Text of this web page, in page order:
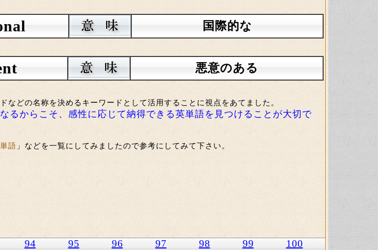
国際的な
悪意のある
などの名称を決めるキーワードとして活用することに視点をあてました。
るからこそ、感性に応じて納得できる英単語を見つけることが大切で
語 」などを一覧にしてみましたので参考にしてみて下さい。
94 95 96 97 98 99
100